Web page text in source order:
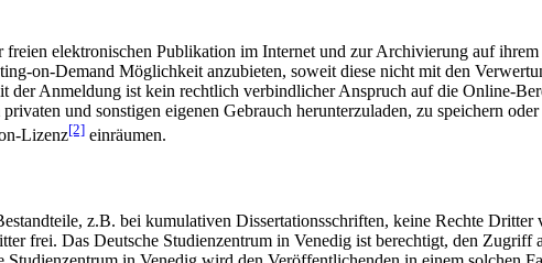
elektronischen Publikation im Internet und zur Archivierung auf
on-Demand Möglichkeit anzubieten, soweit diese nicht mit den
Anmeldung ist kein rechtlich verbindlicher Anspruch auf die Online-
und sonstigen eigenen Gebrauch herunterzuladen, zu speichern
Lizenz[2] einräumen.
z.B. bei kumulativen Dissertationsschriften, keine Rechte Dritter
frei. Das Deutsche Studienzentrum in Venedig ist berechtigt, den Zugriff